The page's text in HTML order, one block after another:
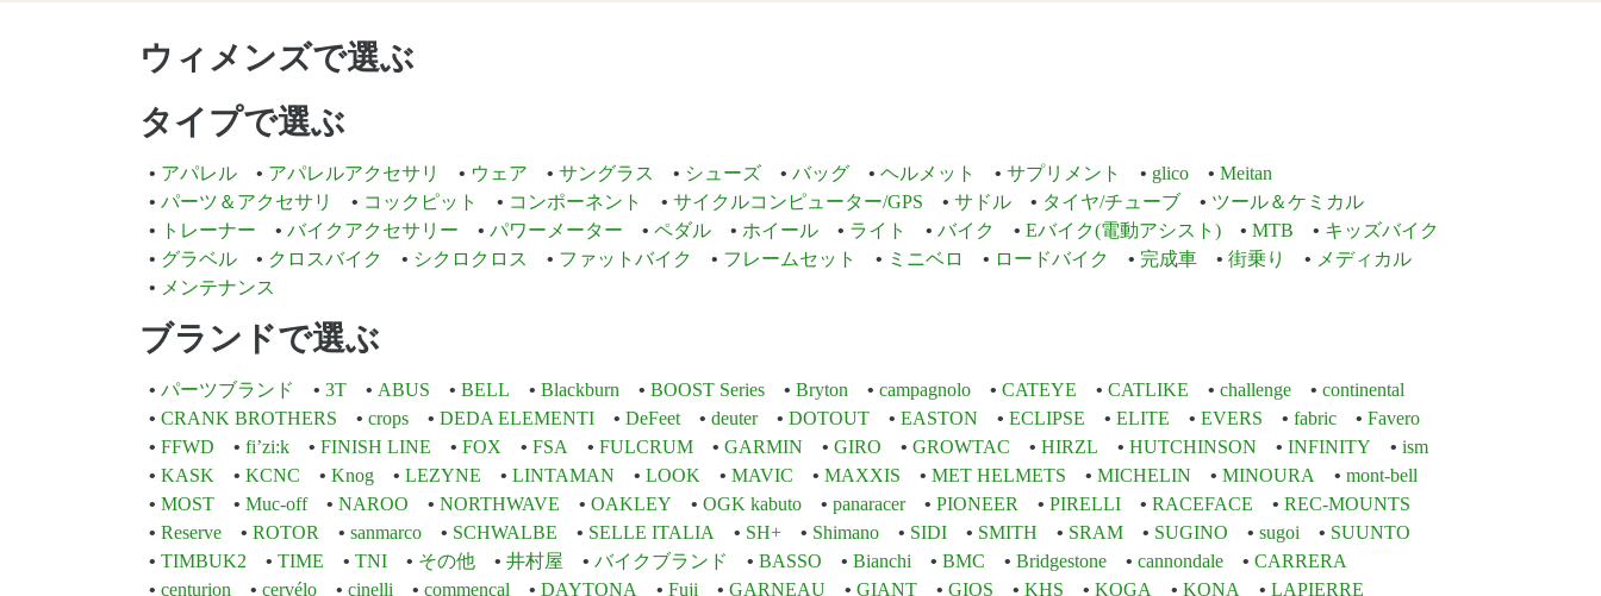
ウィメンズで選ぶ
タイプで選ぶ
アパレル アパレルアクセサリ ウェア サングラス シューズ バッグ ヘルメット サプリメント glico
Meitan
パーツ＆アクセサリ
コックピット コンポーネント サイクルコンピューター/GPS サドル タイヤ/チューブ
ツール＆ケミカル
トレーナー
バイクアクセサリー パワーメーター ペダル ホイール ライト バイク Eバイク(電動アシスト) MTB
キッズバイク
グラベル
クロスバイク シクロクロス ファットバイク フレームセット ミニベロ ロードバイク 完成車 街乗り
メディカル
メンテナンス
ブランドで選ぶ
パーツブランド 3T ABUS BELL Blackburn BOOST Series Bryton campagnolo CATEYE CATLIKE challenge
continental
CRANK BROTHERS
crops DEDA ELEMENTI DeFeet deuter DOTOUT EASTON ECLIPSE ELITE EVERS fabric
Favero
FFWD
fi’zi:k FINISH LINE FOX FSA FULCRUM GARMIN GIRO GROWTAC HIRZL HUTCHINSON INFINITY
ism
KASK
KCNC Knog LEZYNE LINTAMAN LOOK MAVIC MAXXIS MET HELMETS MICHELIN MINOURA
mont-bell
MOST
Muc-off NAROO NORTHWAVE OAKLEY OGK kabuto panaracer PIONEER PIRELLI RACEFACE
REC-MOUNTS
Reserve
ROTOR sanmarco SCHWALBE SELLE ITALIA SH+ Shimano SIDI SMITH SRAM SUGINO sugoi
SUUNTO
TIMBUK2
TIME TNI その他 井村屋 バイクブランド BASSO Bianchi BMC Bridgestone cannondale
CARRERA
centurion
cervélo cinelli commencal DAYTONA Fuji GARNEAU GIANT GIOS KHS KOGA KONA
LAPIERRE